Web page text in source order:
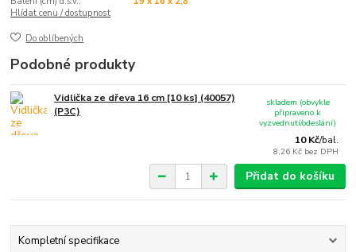
Hlídat cenu / dostupnost
Do oblíbených
Podobné produkty
Vidlička ze dřeva 16 cm [10 ks] (40057)
(P3C)
10 Kč/bal.
8,26 Kč bez DPH
skladem (obvykle
připraveno k
vyzvednutí/odeslání)
Přidat do košíku
Kompletní specifikace